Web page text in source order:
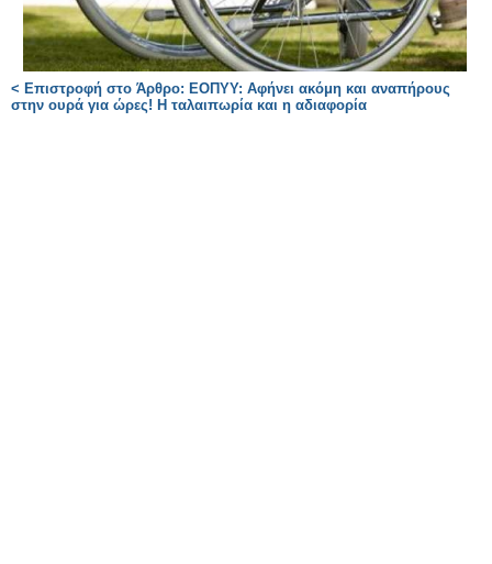
< Επιστροφή στο Άρθρο: ΕΟΠΥΥ: Αφήνει ακόμη και αναπήρους
στην ουρά για ώρες! Η ταλαιπωρία και η αδιαφορία